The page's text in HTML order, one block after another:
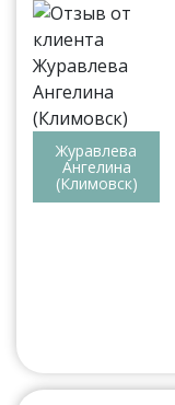
Журавлева
Ангелина
(Климовск)